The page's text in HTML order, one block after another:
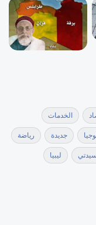
الخدمات
جديدة رياضة
ليبيا